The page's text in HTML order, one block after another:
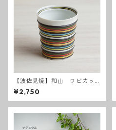
【波佐見焼】和山 ワビカッ
プ カラーズレインボー
¥2,750